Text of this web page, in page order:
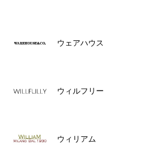
ウェアハウス
ウィルフリー
ウィリアム